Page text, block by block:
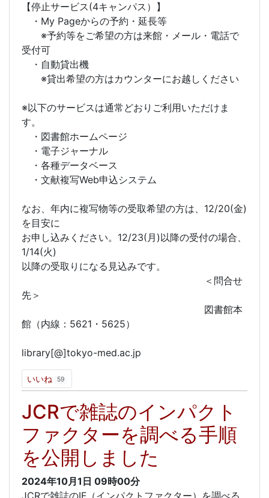
【停止サービス(4キャンパス）】
・My Pageからの予約・延長等
※予約等をご希望の方は来館・メール・電話で
受付可
・自動貸出機
※貸出希望の方はカウンターにお越しください
※以下のサービスは通常どおりご利用いただけま
す。
・図書館ホームページ
・電子ジャーナル
・各種データベース
・文献複写Web申込システム
なお、年内に複写物等の受取希望の方は、12/20(金)
を目安に
お申し込みください。12/23(月)以降の受付の場合、
1/14(火)
以降の受取りになる見込みです。
＜問合せ
先＞
図書館本
館（内線：5621・5625）
library[@]tokyo-med.ac.jp
いいね 59
JCRで雑誌のインパクト
ファクターを調べる手順
を公開しました
2024年10月1日 09時00分